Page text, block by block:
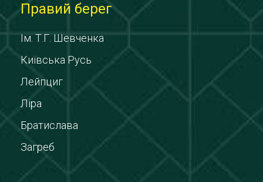
Правий берег
Ім. Т.Г. Шевченка
Київська Русь
Лейпциг
Ліра
Братислава
Загреб